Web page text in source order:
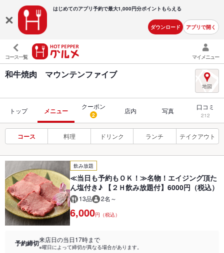
はじめてのアプリ予約で最大1,000円分ポイントもらえる
ダウンロード アプリで開く
コース一覧 マイメニュー
和牛焼肉 マウンテンファイブ
トップ メニュー
クーポン
2 店内 写真 口コミ
212
コース 料理 ドリンク ランチ テイクアウト
飲み放題
≪当日も予約もＯＫ！≫名物！エイジング頂た
ん塩付き♪ 【２Ｈ飲み放題付】6000円（税込）
13品 2名～
6,000円（税込）
予約締切来店日の当日17時まで
※曜日によって締切が異なる場合があります。